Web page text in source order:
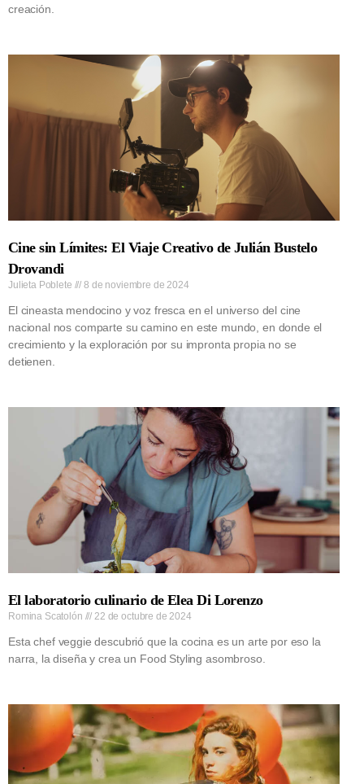
creación.
Cine sin Límites: El Viaje Creativo de Julián Bustelo
Drovandi
Julieta Poblete 8 de noviembre de 2024
El cineasta mendocino y voz fresca en el universo del cine
nacional nos comparte su camino en este mundo, en donde el
crecimiento y la exploración por su impronta propia no se
detienen.
El laboratorio culinario de Elea Di Lorenzo
Romina Scatolón 22 de octubre de 2024
Esta chef veggie descubrió que la cocina es un arte por eso la
narra, la diseña y crea un Food Styling asombroso.